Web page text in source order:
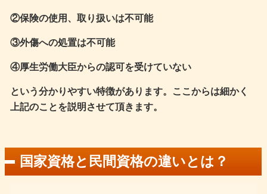
②保険の使用、取り扱いは不可能
③外傷への処置は不可能
④厚生労働大臣からの認可を受けていない
という分かりやすい特徴があります。ここからは細かく
上記のことを説明させて頂きます。
国家資格と民間資格の違いとは？